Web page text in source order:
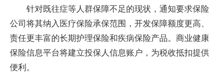
针对既往症等人群保障不足的现状，通知要求保险
公司将其纳入医疗保险承保范围，开发保障额度更高、
责任更丰富的长期护理保险和疾病保险产品。商业健康
保险信息平台将建立投保人信息账户，为税收抵扣提供
便利。